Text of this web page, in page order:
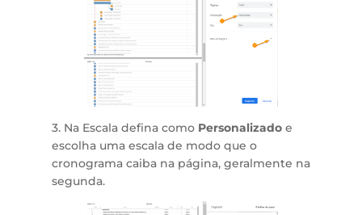
3. Na Escala defina como Personalizado e
escolha uma escala de modo que o
cronograma caiba na página, geralmente na
segunda.